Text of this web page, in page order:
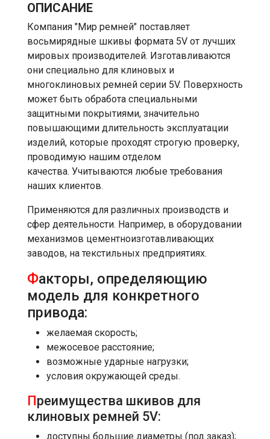
ОПИСАНИЕ
Компания "Мир ремней" поставляет
восьмирядные шкивы формата 5V от лучших
мировых производителей. Изготавливаются
они специально для клиновых и
многоклиновых ремней серии 5V. Поверхность
может быть обработа специальными
защитными покрытиями, значительно
повышающими длительность эксплуатации
изделий, которые проходят строгую проверку,
проводимую нашим отделом
качества. Учитываются любые требования
наших клиентов.
Применяются для различных производств и
сфер деятельности. Например, в оборудовании
механизмов цементноизготавливающих
заводов, на текстильных предприятиях.
Факторы, определяющию
модель для конкретного
привода:
желаемая скорость;
межосевое расстояние;
возможные ударные нагрузки;
условия окружающей среды.
Преимущества шкивов для
клиновых ремней 5V:
доступны большие диаметры (под заказ);